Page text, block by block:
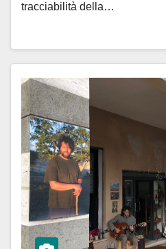
tracciabilità della…